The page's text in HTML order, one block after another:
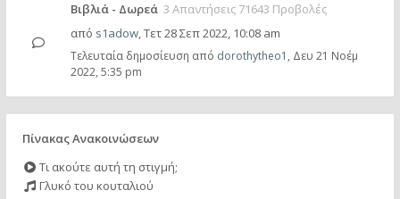
Βιβλιά - Δωρεά 3 Απαντήσεις 71643 Προβολές
από s1adow,Τετ 28 Σεπ 2022, 10:08 am
Τελευταία δημοσίευση από dorothytheo1 , Δευ 21 Νοέμ
2022, 5:35 pm
Πίνακας Ανακοινώσεων
Τι ακούτε αυτή τη στιγμή;
Γλυκό του κουταλιού